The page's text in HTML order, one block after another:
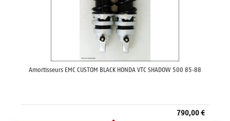
Amortisseurs EMC CUSTOM BLACK HONDA VTC SHADOW 500 85-88
790,00 €